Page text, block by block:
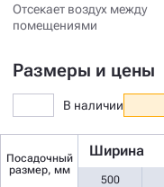
Отсекает воздух между
помещениями
Размеры и цены
В наличии
Посадочный
размер, мм
Ширина
500